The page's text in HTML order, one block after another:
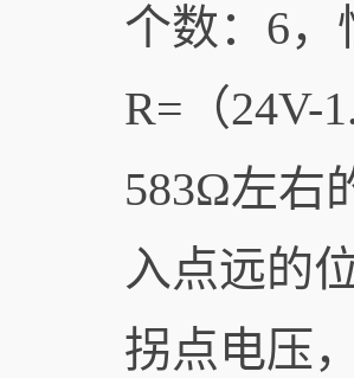
个数：6
R=（24V-
583Ω左右
入点远的
拐点电压